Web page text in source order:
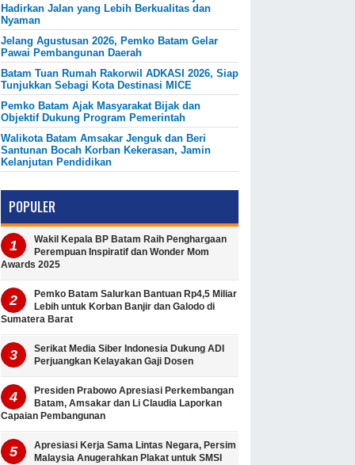
Hadirkan Jalan yang Lebih Berkualitas dan
Nyaman
Jelang Agustusan 2026, Pemko Batam Gelar
Pawai Pembangunan Daerah
Batam Tuan Rumah Rakorwil ADKASI 2026, Siap
Tunjukkan Sebagi Kota Destinasi MICE
Pemko Batam Ajak Masyarakat Bijak dan
Objektif Dukung Program Pemerintah
Walikota Batam Amsakar Jenguk dan Beri
Santunan Bocah Korban Kekerasan, Jamin
Kelanjutan Pendidikan
POPULER
Wakil Kepala BP Batam Raih Penghargaan
Perempuan Inspiratif dan Wonder Mom
Awards 2025
Pemko Batam Salurkan Bantuan Rp4,5 Miliar
Lebih untuk Korban Banjir dan Galodo di
Sumatera Barat
Serikat Media Siber Indonesia Dukung ADI
Perjuangkan Kelayakan Gaji Dosen
Presiden Prabowo Apresiasi Perkembangan
Batam, Amsakar dan Li Claudia Laporkan
Capaian Pembangunan
Apresiasi Kerja Sama Lintas Negara, Persim
Malaysia Anugerahkan Plakat untuk SMSI